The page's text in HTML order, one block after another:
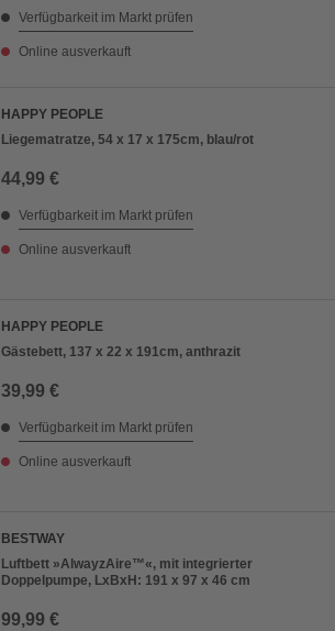
Verfügbarkeit im Markt prüfen
Online ausverkauft
HAPPY PEOPLE
Liegematratze, 54 x 17 x 175cm, blau/rot
44,99 €
Verfügbarkeit im Markt prüfen
Online ausverkauft
HAPPY PEOPLE
Gästebett, 137 x 22 x 191cm, anthrazit
39,99 €
Verfügbarkeit im Markt prüfen
Online ausverkauft
BESTWAY
Luftbett »AlwayzAire™«, mit integrierter
Doppelpumpe, LxBxH: 191 x 97 x 46 cm
99,99 €